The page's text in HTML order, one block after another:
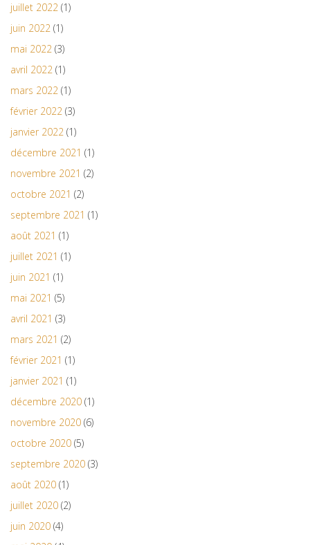
juillet 2022 (1)
juin 2022 (1)
mai 2022 (3)
avril 2022 (1)
mars 2022 (1)
février 2022 (3)
janvier 2022 (1)
décembre 2021 (1)
novembre 2021 (2)
octobre 2021 (2)
septembre 2021 (1)
août 2021 (1)
juillet 2021 (1)
juin 2021 (1)
mai 2021 (5)
avril 2021 (3)
mars 2021 (2)
février 2021 (1)
janvier 2021 (1)
décembre 2020 (1)
novembre 2020 (6)
octobre 2020 (5)
septembre 2020 (3)
août 2020 (1)
juillet 2020 (2)
juin 2020 (4)